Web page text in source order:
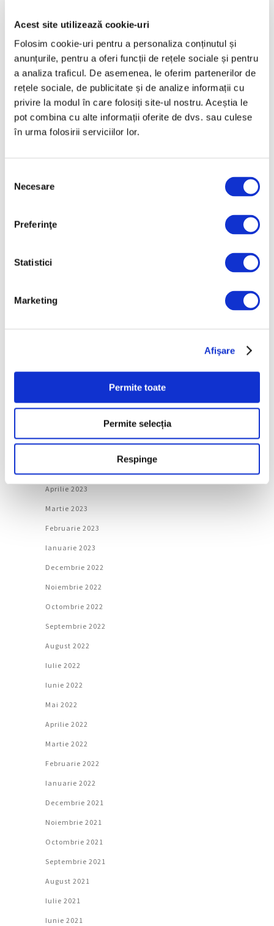
Acest site utilizează cookie-uri
Folosim cookie-uri pentru a personaliza conținutul și
anunțurile, pentru a oferi funcții de rețele sociale și pentru
a analiza traficul. De asemenea, le oferim partenerilor de
rețele sociale, de publicitate și de analize informații cu
privire la modul în care folosiți site-ul nostru. Aceștia le
pot combina cu alte informații oferite de dvs. sau culese
în urma folosirii serviciilor lor.
consimțământului
Necesare
Preferinţe
Statistici
Marketing
Afişare
Permite toate
Permite selecția
Respinge
Martie 2025
Februarie 2025
Ianuarie 2025
Decembrie 2024
Noiembrie 2024
Octombrie 2024
Octombrie 2023
August 2023
Aprilie 2023
Martie 2023
Februarie 2023
Ianuarie 2023
Decembrie 2022
Noiembrie 2022
Octombrie 2022
Septembrie 2022
August 2022
Iulie 2022
Iunie 2022
Mai 2022
Aprilie 2022
Martie 2022
Februarie 2022
Ianuarie 2022
Decembrie 2021
Noiembrie 2021
Octombrie 2021
Septembrie 2021
August 2021
Iulie 2021
Iunie 2021